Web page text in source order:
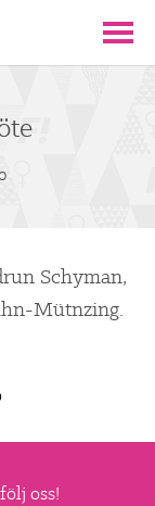
▼
▼
Schyman,
Mütnzing.
oss!